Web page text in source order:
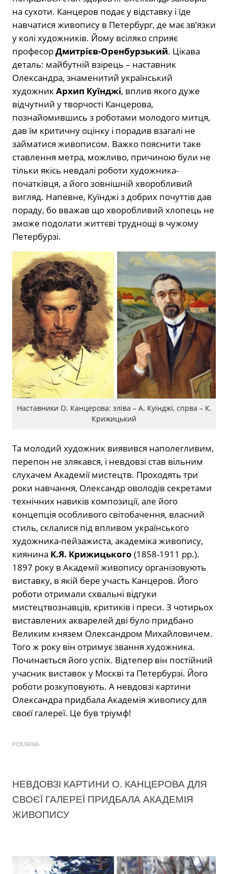
на сухоти. Канцеров подає у відставку і їде
навчатися живопису в Петербург, де має зв’язки
у колі художників. Йому всіляко сприяє
професорДмитрієв-Оренбурзький. Цікава
деталь: майбутній взірець – наставник
Олександра, знаменитий український
художникАрхип Куїнджі, вплив якого дуже
відчутний у творчості Канцерова,
познайомившись з роботами молодого митця,
дав їм критичну оцінку і порадив взагалі не
займатися живописом. Важко пояснити таке
ставлення метра, можливо, причиною були не
тільки якісь невдалі роботи художника-
початківця, а його зовнішній хворобливий
вигляд. Напевне, Куїнджі з добрих почуттів дав
пораду, бо вважав що хворобливий хлопець не
зможе подолати життєві труднощі в чужому
Петербурзі.
Наставники О. Канцерова: зліва – А. Куїнджі, спрва – К.
Крижицький
Та молодий художник виявився наполегливим,
перепон не злякався, і невдовзі став вільним
слухачем Академії мистецтв. Проходять три
роки навчання, Олександр оволодів секретами
технічних навиків композиції, але його
концепція особливого світобачення, власний
стиль, склалися під впливом українського
художника-пейзажиста, академіка живопису,
киянина К.Я. Крижицького (1858-1911 рр.).
1897 року в Академії живопису організовують
виставку, в якій бере участь Канцеров. Його
роботи отримали схвальні відгуки
мистецтвознавців, критиків і преси. З чотирьох
виставлених акварелей дві було придбано
Великим князем Олександром Михайловичем.
Того ж року він отримує звання художника.
Починається його успіх. Відтепер він постійний
учасник виставок у Москві та Петербурзі. Його
роботи розкуповують. А невдовзі картини
Олександра придбала Академія живопису для
своєї галереї. Це був тріумф!
РЕКЛАМА
НЕВДОВЗІ КАРТИНИ О. КАНЦЕРОВА ДЛЯ
СВОЄЇ ГАЛЕРЕЇ ПРИДБАЛА АКАДЕМІЯ
ЖИВОПИСУ